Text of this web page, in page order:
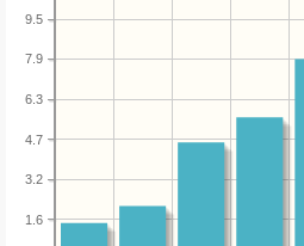
1.6
3.2
4.7
6.3
7.9
9.5